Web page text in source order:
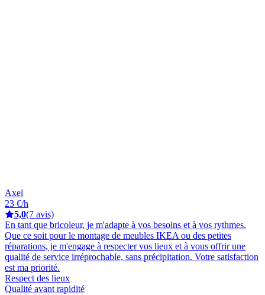
Axel
23 €/h
5,0(7 avis)
En tant que bricoleur, je m'adapte à vos besoins et à vos rythmes.
Que ce soit pour le montage de meubles IKEA ou des petites
réparations, je m'engage à respecter vos lieux et à vous offrir une
qualité de service irréprochable, sans précipitation. Votre satisfaction
est ma priorité.
Respect des lieux
Qualité avant rapidité